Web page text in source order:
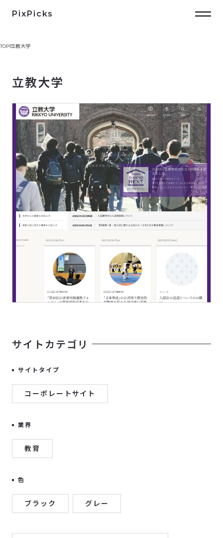
PixPicks
TOP 立教大学
立教大学
サイトカテゴリ
サイトタイプ
コーポレートサイト
業界
教育
色
ブラック グレー